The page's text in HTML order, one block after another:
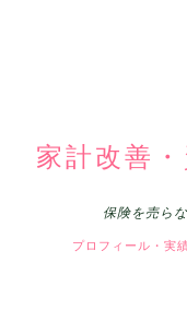
家計改善
保険を売ら
プロフィール・実